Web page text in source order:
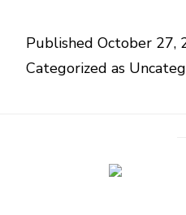
Published October 27,
Categorized as